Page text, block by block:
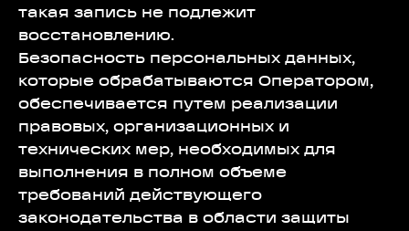
такая запись не подлежит
восстановлению.
Безопасность персональных данных,
которые обрабатываются Оператором,
обеспечивается путем реализации
правовых, организационных и
технических мер, необходимых для
выполнения в полном объеме
требований действующего
законодательства в области защиты